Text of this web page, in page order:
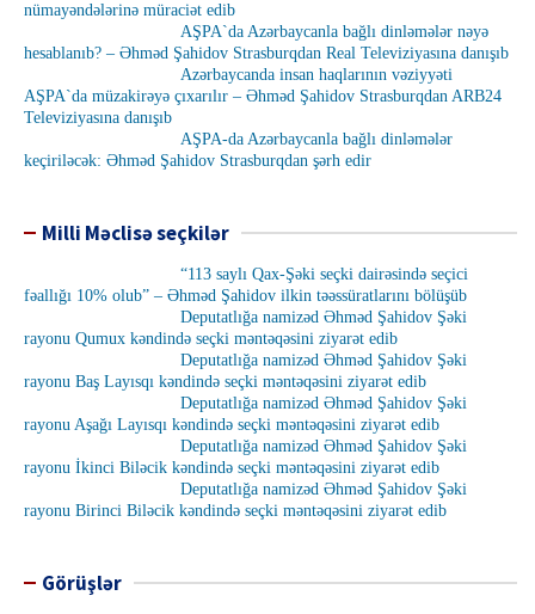
nümayəndələrinə müraciət edib
AŞPA`da Azərbaycanla bağlı dinləmələr nəyə
hesablanıb? – Əhməd Şahidov Strasburqdan Real Televiziyasına danışıb
Azərbaycanda insan haqlarının vəziyyəti
AŞPA`da müzakirəyə çıxarılır – Əhməd Şahidov Strasburqdan ARB24
Televiziyasına danışıb
AŞPA-da Azərbaycanla bağlı dinləmələr
keçiriləcək: Əhməd Şahidov Strasburqdan şərh edir
Milli Məclisə seçkilər
“113 saylı Qax-Şəki seçki dairəsində seçici
fəallığı 10% olub” – Əhməd Şahidov ilkin təəssüratlarını bölüşüb
Deputatlığa namizəd Əhməd Şahidov Şəki
rayonu Qumux kəndində seçki məntəqəsini ziyarət edib
Deputatlığa namizəd Əhməd Şahidov Şəki
rayonu Baş Layısqı kəndində seçki məntəqəsini ziyarət edib
Deputatlığa namizəd Əhməd Şahidov Şəki
rayonu Aşağı Layısqı kəndində seçki məntəqəsini ziyarət edib
Deputatlığa namizəd Əhməd Şahidov Şəki
rayonu İkinci Biləcik kəndində seçki məntəqəsini ziyarət edib
Deputatlığa namizəd Əhməd Şahidov Şəki
rayonu Birinci Biləcik kəndində seçki məntəqəsini ziyarət edib
Görüşlər